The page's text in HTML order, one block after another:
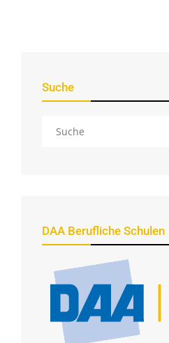
Suche
DAA Berufliche Schulen